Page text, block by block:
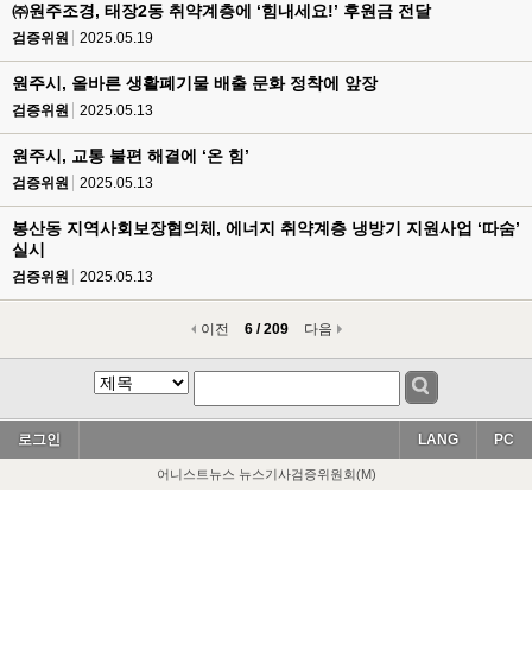
㈜원주조경, 태장2동 취약계층에 ‘힘내세요!’ 후원금 전달
검증위원 2025.05.19
원주시, 올바른 생활폐기물 배출 문화 정착에 앞장
검증위원 2025.05.13
원주시, 교통 불편 해결에 ‘온 힘’
검증위원 2025.05.13
봉산동 지역사회보장협의체, 에너지 취약계층 냉방기 지원사업 ‘따숨’
실시
검증위원 2025.05.13
이전 6 / 209 다음
로그인 PC
LANG
어니스트뉴스 뉴스기사검증위원회(M)